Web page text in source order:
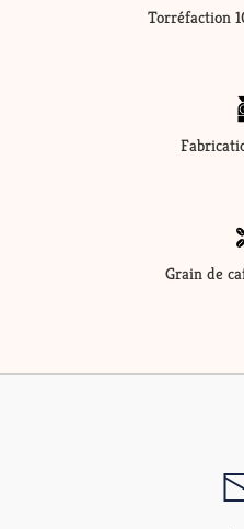
Torréfaction
Grain de